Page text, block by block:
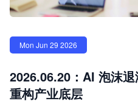
Mon Jun 29 2026
2026.06.20：AI 泡沫
重构产业底层